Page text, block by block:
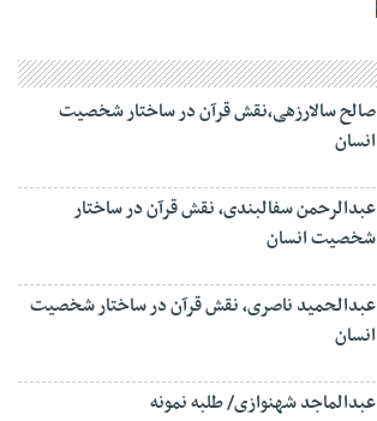
صالح سالارزهی،‌نقش قرآن در ساختار شخصیت
انسان
عبدالرحمن سفالبندی، نقش قرآن در ساختار
شخصیت انسان
عبدالحمید ناصری، نقش قرآن در ساختار شخصیت
انسان
عبدالماجد شهنوازی/ طلبه نمونه